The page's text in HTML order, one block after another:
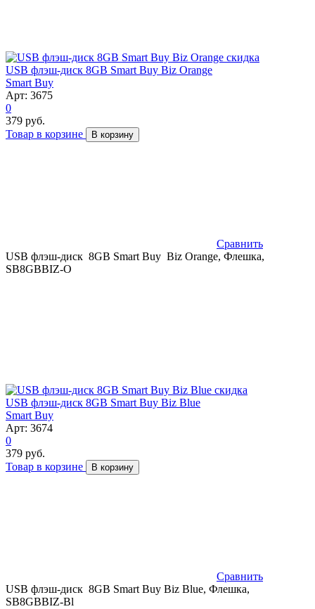
скидка
USB флэш-диск 8GB Smart Buy Biz Orange
Smart Buy
Арт: 3675
0
379 руб.
Товар в корзине
В корзину
Сравнить
USB флэш-диск 8GB Smart Buy Biz Orange, Флешка,
SB8GBBIZ-O
скидка
USB флэш-диск 8GB Smart Buy Biz Blue
Smart Buy
Арт: 3674
0
379 руб.
Товар в корзине
В корзину
Сравнить
USB флэш-диск 8GB Smart Buy Biz Blue, Флешка,
SB8GBBIZ-Bl